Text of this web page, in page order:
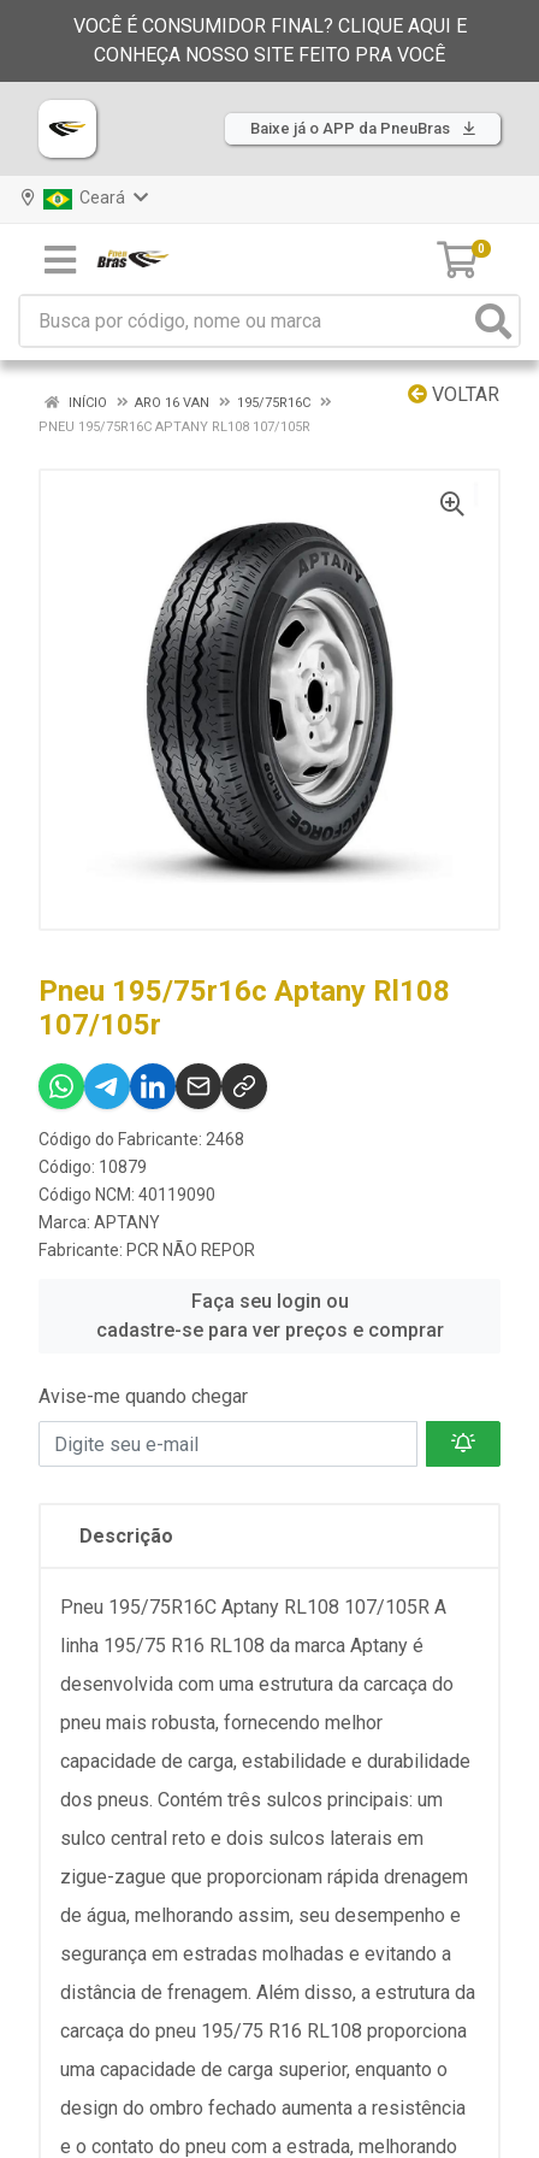
VOCÊ É CONSUMIDOR FINAL? CLIQUE AQUI E
CONHEÇA NOSSO SITE FEITO PRA VOCÊ
Baixe já o APP da PneuBras
Ceará
0
VOLTAR
INÍCIO ARO 16 VAN
195/75R16C
PNEU 195/75R16C APTANY RL108 107/105R
Pneu 195/75r16c Aptany Rl108
107/105r
Código do Fabricante: 2468
Código: 10879
Código NCM: 40119090
Marca: APTANY
Fabricante: PCR NÃO REPOR
Faça seu login ou
cadastre-se para ver preços e comprar
Avise-me quando chegar
Descrição
Pneu 195/75R16C Aptany RL108 107/105R A
linha 195/75 R16 RL108 da marca Aptany é
desenvolvida com uma estrutura da carcaça do
pneu mais robusta, fornecendo melhor
capacidade de carga, estabilidade e durabilidade
dos pneus. Contém três sulcos principais: um
sulco central reto e dois sulcos laterais em
zigue-zague que proporcionam rápida drenagem
de água, melhorando assim, seu desempenho e
segurança em estradas molhadas e evitando a
distância de frenagem. Além disso, a estrutura da
carcaça do pneu 195/75 R16 RL108 proporciona
uma capacidade de carga superior, enquanto o
design do ombro fechado aumenta a resistência
e o contato do pneu com a estrada, melhorando